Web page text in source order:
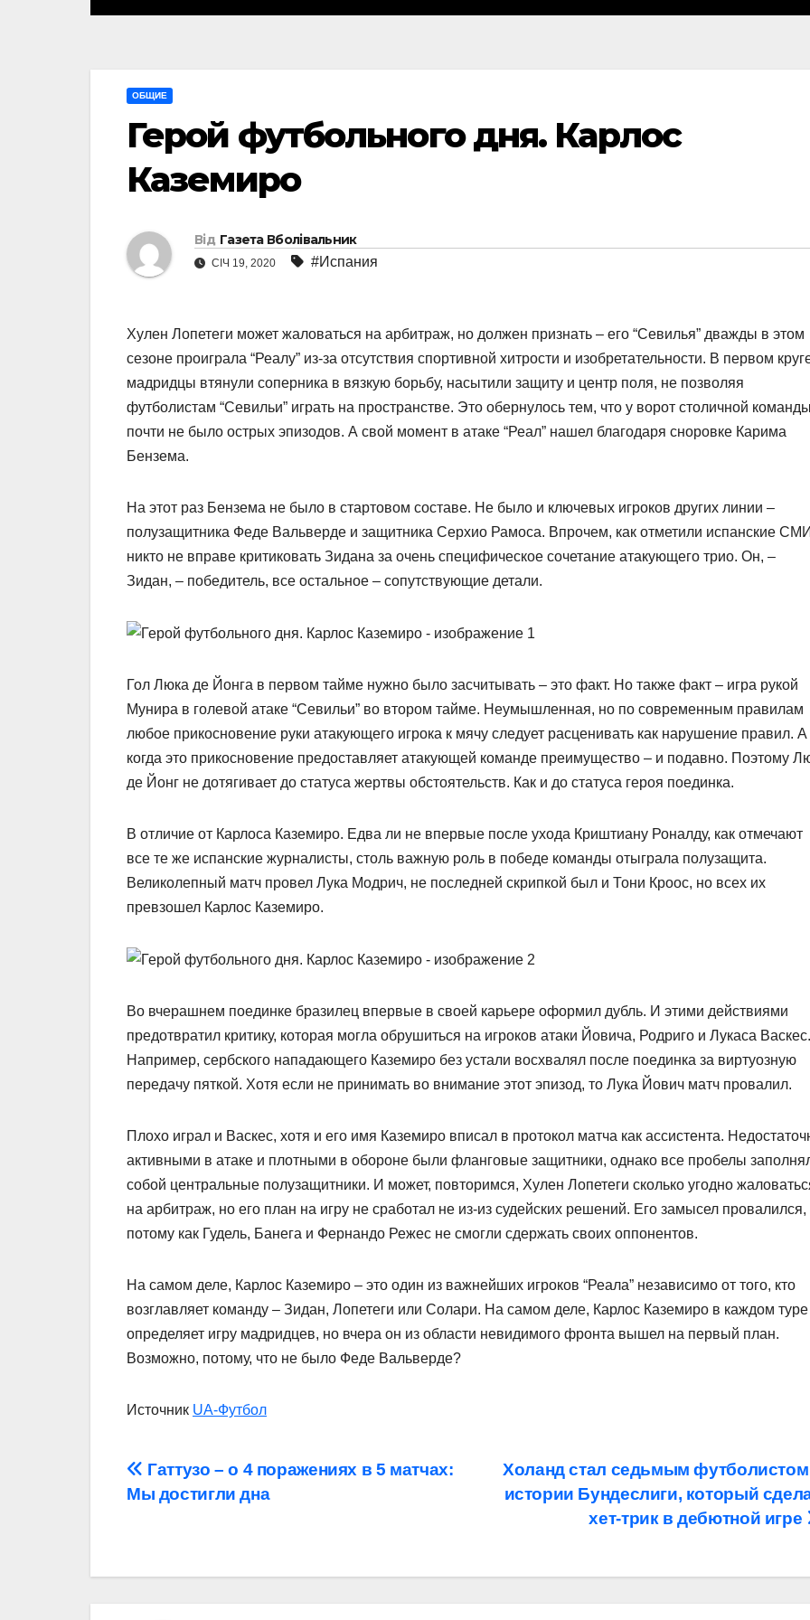
ОБЩИЕ
Герой футбольного дня. Карлос
Каземиро
Від Газета Вболівальник
СІЧ 19, 2020 #Испания
Хулен Лопетеги может жаловаться на арбитраж, но должен признать – его “Севилья” дважды в этом
сезоне проиграла “Реалу” из-за отсутствия спортивной хитрости и изобретательности. В первом
мадридцы втянули соперника в вязкую борьбу, насытили защиту и центр поля, не позволяя
футболистам “Севильи” играть на пространстве. Это обернулось тем, что у ворот столичной
почти не было острых эпизодов. А свой момент в атаке “Реал” нашел благодаря сноровке Карима
Бензема.
На этот раз Бензема не было в стартовом составе. Не было и ключевых игроков других линии –
полузащитника Феде Вальверде и защитника Серхио Рамоса. Впрочем, как отметили испанские
никто не вправе критиковать Зидана за очень специфическое сочетание атакующего трио. Он, –
Зидан, – победитель, все остальное – сопутствующие детали.
Гол Люка де Йонга в первом тайме нужно было засчитывать – это факт. Но также факт – игра рукой
Мунира в голевой атаке “Севильи” во втором тайме. Неумышленная, но по современным правилам
любое прикосновение руки атакующего игрока к мячу следует расценивать как нарушение правил. А
когда это прикосновение предоставляет атакующей команде преимущество – и подавно. Поэтому
де Йонг не дотягивает до статуса жертвы обстоятельств. Как и до статуса героя поединка.
В отличие от Карлоса Каземиро. Едва ли не впервые после ухода Криштиану Роналду, как отмечают
все те же испанские журналисты, столь важную роль в победе команды отыграла полузащита.
Великолепный матч провел Лука Модрич, не последней скрипкой был и Тони Кроос, но всех их
превзошел Карлос Каземиро.
Во вчерашнем поединке бразилец впервые в своей карьере оформил дубль. И этими действиями
предотвратил критику, которая могла обрушиться на игроков атаки Йовича, Родриго и Лукаса Васкес.
Например, сербского нападающего Каземиро без устали восхвалял после поединка за виртуозную
передачу пяткой. Хотя если не принимать во внимание этот эпизод, то Лука Йович матч провалил.
Плохо играл и Васкес, хотя и его имя Каземиро вписал в протокол матча как ассистента.
активными в атаке и плотными в обороне были фланговые защитники, однако все пробелы
собой центральные полузащитники. И может, повторимся, Хулен Лопетеги сколько угодно
на арбитраж, но его план на игру не сработал не из-из судейских решений. Его замысел провалился,
потому как Гудель, Банега и Фернандо Режес не смогли сдержать своих оппонентов.
На самом деле, Карлос Каземиро – это один из важнейших игроков “Реала” независимо от того, кто
возглавляет команду – Зидан, Лопетеги или Солари. На самом деле, Карлос Каземиро в каждом туре
определяет игру мадридцев, но вчера он из области невидимого фронта вышел на первый план.
Возможно, потому, что не было Феде Вальверде?
Источник UA-Футбол
Навігація
записів
Холанд стал седьмым
истории Бундеслиги, который
хет-трик в дебютной игре
Гаттузо – о 4 поражениях в 5 матчах:
Мы достигли дна